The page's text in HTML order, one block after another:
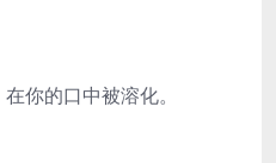
你的口中被溶化。